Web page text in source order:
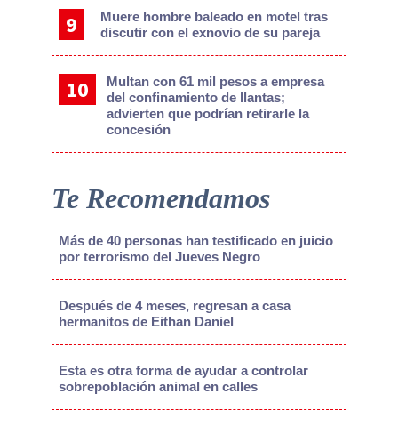
Muere hombre baleado en motel tras
discutir con el exnovio de su pareja
Multan con 61 mil pesos a empresa
del confinamiento de llantas;
advierten que podrían retirarle la
concesión
Te Recomendamos
Más de 40 personas han testificado en juicio
por terrorismo del Jueves Negro
Después de 4 meses, regresan a casa
hermanitos de Eithan Daniel
Esta es otra forma de ayudar a controlar
sobrepoblación animal en calles